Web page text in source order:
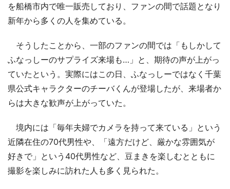
を船橋市内で唯一販売しており、ファンの間で話題となり
新年から多くの人を集めている。
そうしたことから、一部のファンの間では「もしかして
ふなっしーのサプライズ来場も…」と、期待の声が上がっ
ていたという。実際にはこの日、ふなっしーではなく千葉
県公式キャラクターのチーバくんが登場したが、来場者か
らは大きな歓声が上がっていた。
境内には「毎年夫婦でカメラを持って来ている」という
近隣在住の70代男性や、「遠方だけど、厳かな雰囲気が
好きで」という40代男性など、豆まきを楽しむとともに
撮影を楽しみに訪れた人も多く見られた。